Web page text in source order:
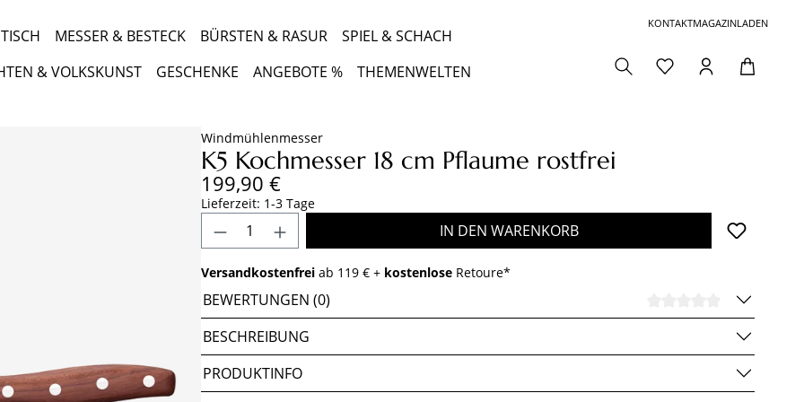
KONTAKTMAGAZINLADEN
MESSER & BESTECK BÜRSTEN & RASUR
SPIEL & SCHACH
& VOLKSKUNST
GESCHENKE ANGEBOTE % THEMENWELTEN
Windmühlenmesser
K5 Kochmesser 18 cm Pflaume rostfrei
Regulärer Preis:
199,90 €
Lieferzeit: 1-3 Tage
Produkt Anzahl: Gib den gewünschten Wert ein oder benutze
IN DEN WARENKORB
Versandkostenfrei ab 119 € + kostenlose Retoure*
BEWERTUNGEN (0)
BESCHREIBUNG
PRODUKTINFO